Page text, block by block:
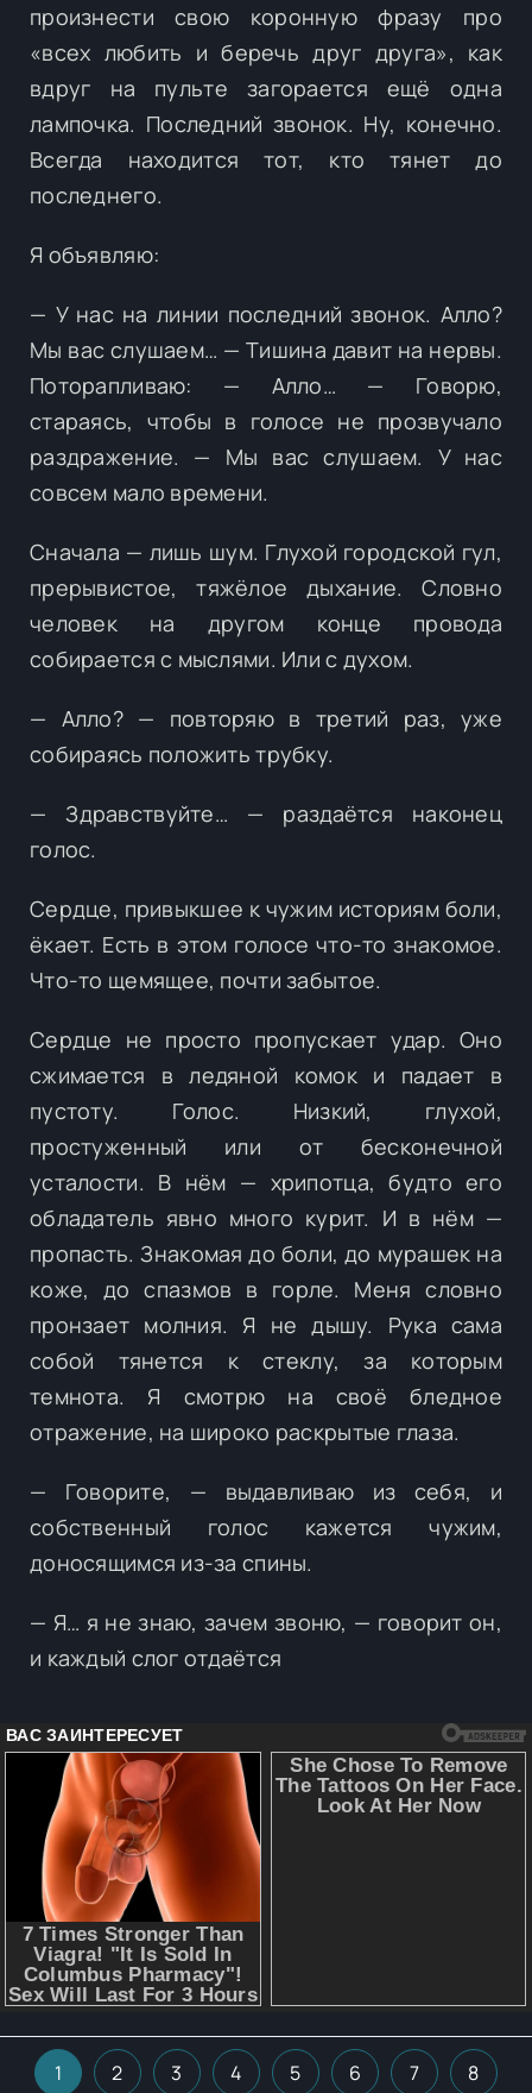
произнести свою коронную фразу про
«всех любить и беречь друг друга», как
вдруг на пульте загорается ещё одна
лампочка. Последний звонок. Ну, конечно.
Всегда находится тот, кто тянет до
последнего.
Я объявляю:
— У нас на линии последний звонок. Алло?
Мы вас слушаем… — Тишина давит на нервы.
Поторапливаю: — Алло… — Говорю,
стараясь, чтобы в голосе не прозвучало
раздражение. — Мы вас слушаем. У нас
совсем мало времени.
Сначала — лишь шум. Глухой городской гул,
прерывистое, тяжёлое дыхание. Словно
человек на другом конце провода
собирается с мыслями. Или с духом.
— Алло? — повторяю в третий раз, уже
собираясь положить трубку.
— Здравствуйте… — раздаётся наконец
голос.
Сердце, привыкшее к чужим историям боли,
ёкает. Есть в этом голосе что-то знакомое.
Что-то щемящее, почти забытое.
Сердце не просто пропускает удар. Оно
сжимается в ледяной комок и падает в
пустоту. Голос. Низкий, глухой,
простуженный или от бесконечной
усталости. В нём — хрипотца, будто его
обладатель явно много курит. И в нём —
пропасть. Знакомая до боли, до мурашек на
коже, до спазмов в горле. Меня словно
пронзает молния. Я не дышу. Рука сама
собой тянется к стеклу, за которым
темнота. Я смотрю на своё бледное
отражение, на широко раскрытые глаза.
— Говорите, — выдавливаю из себя, и
собственный голос кажется чужим,
доносящимся из-за спины.
— Я… я не знаю, зачем звоню, — говорит он,
и каждый слог отдаётся
1 2 3 4 5 6 7 8